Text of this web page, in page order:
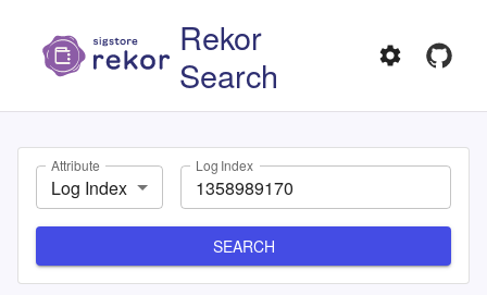
Rekor
Search
Attribute
Log Index
Log Index
SEARCH